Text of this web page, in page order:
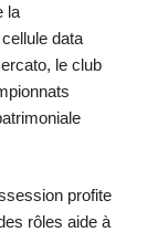
la
data
le club
profite
rôles aide à